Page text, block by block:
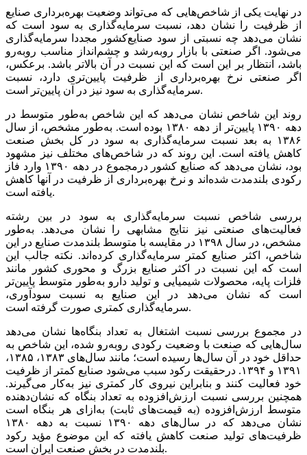
در نهایت‌‌‌ یکی‌‌‌ از شاخص‌‌‌هایی‌‌‌ که‌‌‌ می‌‌‌تواند وضعیت‌‌‌ بهره‌برداری‌‌‌ صنایع‌‌‌
از ظرفیت‌‌‌ را نشان دهد، نسبت‌‌‌ سرمایه‌گذاری به‌‌‌ سود است‌‌‌ که‌‌‌
نشان می‌دهد چه‌‌‌ نسبتی‌‌‌ از سود صنایع‌‌‌کشور مجددا سرمایه‌گذاری‌‌‌
می‌شود. اگر صنعتی‌‌‌ با بازار روبه‌‌‌رشد و چشم‌‌‌انداز مناسب‌‌‌ روبه‌‌‌رو
باشد، انتظار بر این‌‌‌ است‌‌‌ که‌‌‌ این‌‌‌ نسبت‌‌‌ در آن بالاتر باشد. برعکس‌‌‌،
اگر صنعتی‌‌‌ نرخ بهره‌برداری‌‌‌ از ظرفیت‌‌‌ پایین‌‌‌تری‌‌‌ دارد، نسبت‌‌‌
سرمایه‌گذاری‌‌‌ به‌‌‌ سود نیز در آن پایین‌‌‌تر است‌‌‌.
روند این‌‌‌ شاخص‌‌‌ نشان می‌دهد که‌‌‌ این‌‌‌ شاخص‌‌‌ به‌‌‌طور متوسط‌‌‌ در
دهه‌‌‌ ١٣٩٠ پایین‌‌‌تر از دهه‌‌‌ ١٣٨٠ بوده است‌‌‌. به‌‌‌طور مشخص‌‌‌، از سال
١٣٨۶ به‌‌‌ بعد نسبت‌‌‌ سرمایه‌گذاری‌‌‌ به‌‌‌ سود در کل‌‌‌ بخش‌‌‌ صنعت‌‌‌
کاهش‌‌‌ یافته‌‌‌ است‌‌‌. این‌‌‌ روند که‌‌‌ در شاخص‌‌‌های مختلف‌‌‌ نیز مشهود
بود، نشان می‌دهد که‌‌‌ صنایع‌‌‌ کشور درمجموع در دهه‌‌‌ ١٣٩٠ وارد فاز
رکودی‌‌‌ بلندمدت شده‌اند و نرخ بهره‌برداری‌‌‌ از ظرفیت‌‌‌ در آنها کاهش‌‌‌
یافته‌‌‌ است‌‌‌.
بررسی‌‌‌ شاخص‌‌‌ نسبت‌‌‌ سرمایه‌گذاری‌‌‌ به‌‌‌ سود در بین‌‌‌ رشته‌‌‌
فعالیت‌‌‌های‌‌‌ صنعتی‌‌‌ نیز نتایج‌‌‌ مشابهی‌‌‌ را نشان می‌دهد. به‌‌‌طور
مشخص‌‌‌، در سال ١٣٩٨ در مقایسه‌‌‌ با متوسط‌‌‌ بلندمدت صنایع‌‌‌ در این‌‌‌
شاخص‌‌‌، اکثر صنایع‌‌‌ کمتر سرمایه‌گذاری‌‌‌ کرده‌اند. نکته‌‌‌ جالب‌‌‌ این‌‌‌
است‌‌‌ که‌‌‌ این‌‌‌ نسبت‌‌‌ در اکثر صنایع‌‌‌ بزرگ و محوری‌‌‌ کشور مانند
فلزات پایه‌‌‌، محصولات شیمیایی و تولید دارو به‌‌‌طور متوسط‌‌‌ پایین‌‌‌تر
است‌‌‌ که‌‌‌ نشان می‌دهد در این‌‌‌ صنایع‌‌‌ به‌‌‌ نسبت‌‌‌ سودآوری‌‌‌،
سرمایه‌گذاری‌‌‌ کمتری‌‌‌ صورت گرفته‌‌‌ است‌‌‌.
در مجموع بررسی‌‌‌ نسبت‌‌‌ اشتغال به‌‌‌ تعداد بنگاه‌ها نشان می‌دهد
سال‌هایی‌‌‌ که‌‌‌ صنعت‌‌‌ با وضعیت‌‌‌ رکودی روبه‌‌‌رو شده، این‌‌‌ شاخص‌‌‌ به‌‌‌
حداقل‌‌‌ خود در آن سال‌ها رسیده است؛‌‌‌ مانند سال‌های‌‌‌ ١٣٨٣، ١٣٨۵،
١٣٩١ و ١٣٩۴. درحقیقت‌‌‌ رکود سبب‌‌‌ می‌شود صنایع‌‌‌ کمتر از ظرفیت‌‌‌
خود فعالیت‌‌‌ کنند و بنابراین‌‌‌ نیروی‌‌‌ کار کمتری‌‌‌ نیز به‌‌‌کار می‌‌‌گیرند.
همچنین‌‌‌ بررسی‌‌‌ نسبت‌‌‌ ارزش‌افزوده به‌‌‌ تعداد بنگاه که‌‌‌ نشان‌دهنده
متوسط‌‌‌ ارزش‌افزوده (به‌‌‌ قیمت‌های‌‌‌ ثابت‌‌‌) به‌‌‌ازای‌‌‌ هر بنگاه است‌‌‌
نشان می‌دهد که‌‌‌ در سال‌های‌‌‌ دهه‌‌‌ ١٣٩٠ نسبت‌‌‌ به‌‌‌ دهه‌‌‌ ١٣٨٠
ظرفیت‌‌‌های‌‌‌ تولید صنعت‌‌‌ کاهش‌‌‌ یافته‌‌‌ که‌‌‌ این‌‌‌ موضوع مؤید رکود‌‌‌
بلندمدت در بخش‌‌‌ صنعت‌‌‌ ایران است‌‌‌.